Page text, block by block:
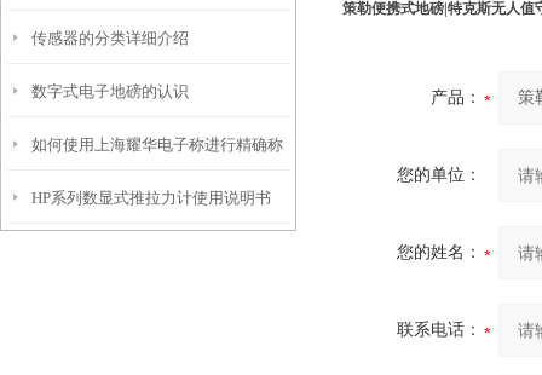
衡）光福汽车衡）木渎汽车衡维修
传感器的分类详细介绍
数字式电子地磅的认识
如何使用上海耀华电子称进行精确称
量？
HP系列数显式推拉力计使用说明书
策勒便携式地磅|特克斯无人值
产品：
您的单位：
您的姓名：
联系电话：